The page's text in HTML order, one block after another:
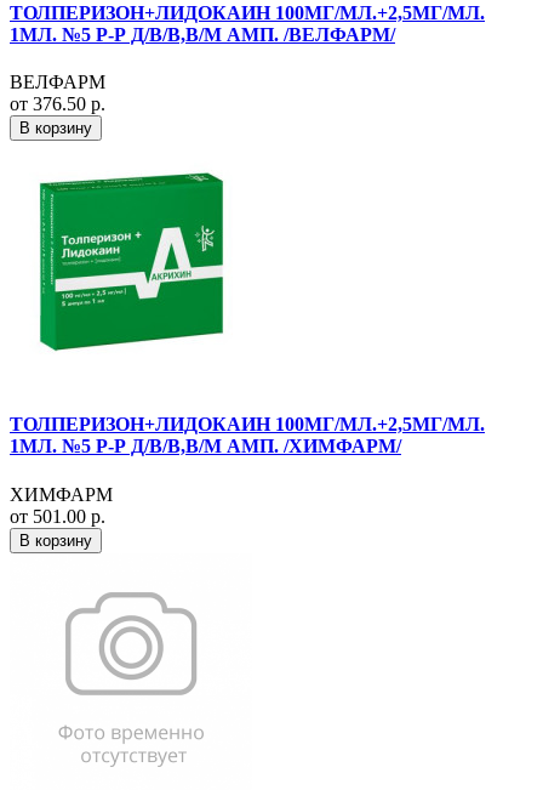
ТОЛПЕРИЗОН+ЛИДОКАИН 100МГ/МЛ.+2,5МГ/МЛ.
1МЛ. №5 Р-Р Д/В/В,В/М АМП. /ВЕЛФАРМ/
ВЕЛФАРМ
от 376.50 р.
В корзину
ТОЛПЕРИЗОН+ЛИДОКАИН 100МГ/МЛ.+2,5МГ/МЛ.
1МЛ. №5 Р-Р Д/В/В,В/М АМП. /ХИМФАРМ/
ХИМФАРМ
от 501.00 р.
В корзину